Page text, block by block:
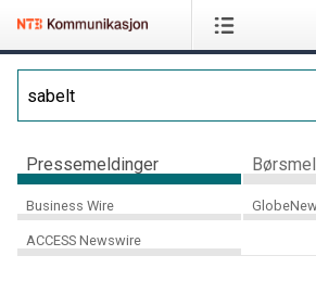
Pressemeldinger
Business Wire
ACCESS Newswire